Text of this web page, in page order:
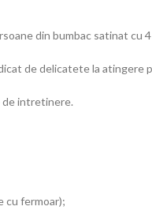
din bumbac satinat cu
de delicatete la atingere
de intretinere.
cu fermoar);